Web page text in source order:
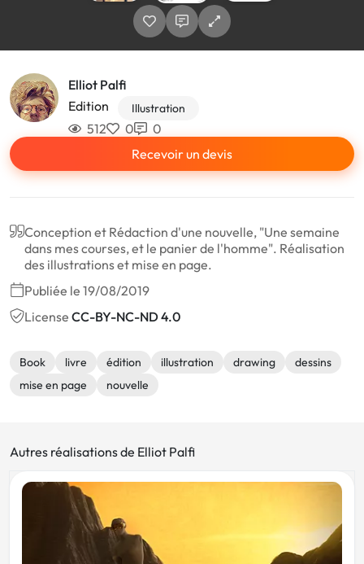
Elliot Palfi
Edition
Illustration
512 0
0
Recevoir un devis
Conception et Rédaction d'une nouvelle, "Une semaine
dans mes courses, et le panier de l'homme". Réalisation
des illustrations et mise en page.
Publiée le 19/08/2019
License CC-BY-NC-ND 4.0
Book livre édition illustration drawing
dessins
mise en page
nouvelle
Autres réalisations de Elliot Palfi